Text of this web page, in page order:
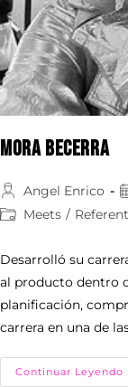
Mora Becerra
Angel Enrico
Meets /
Desarrolló su
al producto dentro
planificación,
carrera en una de
Continuar Leyendo